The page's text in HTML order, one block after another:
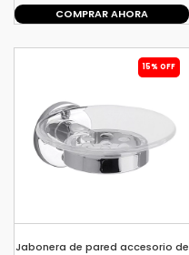
COMPRAR AHORA
15% OFF
Jabonera de pared accesorio de